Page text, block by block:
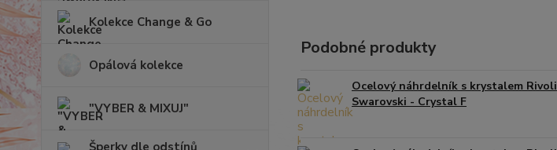
Kolekce Change & Go
Opálová kolekce
"VYBER & MIXUJ"
Šperky dle odstínů
Podobné produkty
Ocelový náhrdelník s krystalem Rivoli
Swarovski - Crystal F